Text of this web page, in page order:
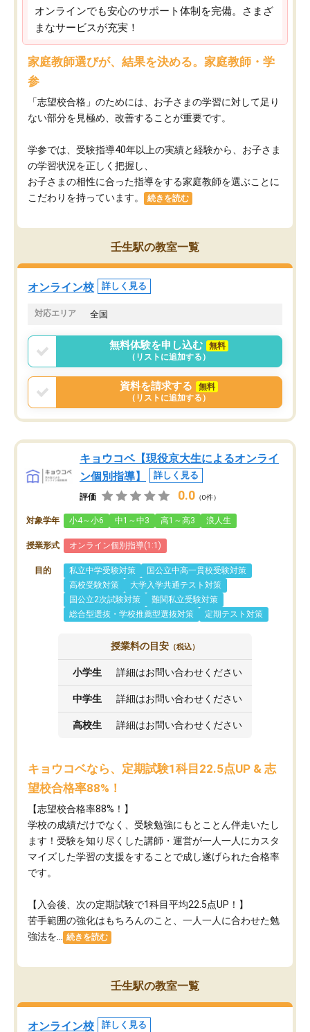
オンラインでも安心のサポート体制を完備。さまざ
まなサービスが充実！
家庭教師選びが、結果を決める。家庭教師・学
参
「志望校合格」のためには、お子さまの学習に対して足り
ない部分を見極め、改善することが重要です。
学参では、受験指導40年以上の実績と経験から、お子さま
の学習状況を正しく把握し、
お子さまの相性に合った指導をする家庭教師を選ぶことに
こだわりを持っています。
続きを読む
壬生駅の教室一覧
オンライン校 詳しく見る
対応エリア 全国
無料体験を申し込む
無料
（リストに追加する）
資料を請求する
無料
（リストに追加する）
キョウコベ【現役京大生によるオンライ
ン個別指導】
詳しく見る
評価 0.0 （0件）
対象学年 小4～小6 中1～中3 高1～高3 浪人生
授業形式 オンライン個別指導(1:1)
目的 私立中学受験対策
国公立中高一貫校受験対策
高校受験対策
大学入学共通テスト対策
国公立2次試験対策
難関私立受験対策
総合型選抜・学校推薦型選抜対策
定期テスト対策
授業料の目安 （税込）
小学生 詳細はお問い合わせください
中学生 詳細はお問い合わせください
高校生 詳細はお問い合わせください
キョウコベなら、定期試験1科目22.5点UP & 志
望校合格率88%！
【志望校合格率88%！】
学校の成績だけでなく、受験勉強にもとことん伴走いたし
ます！受験を知り尽くした講師・運営が​一人一人にカスタ
マイズした学習の支援をすることで成し遂げられた合格率
です。
【入会後、次の定期試験で1科目平均22.5点UP！】
苦手範囲の強化はもちろんのこと、​一人一人に合わせた勉
強法を...
続きを読む
壬生駅の教室一覧
オンライン校 詳しく見る